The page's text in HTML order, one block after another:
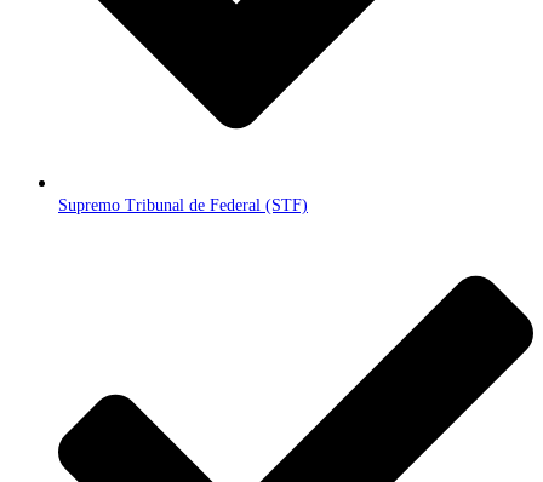
Supremo Tribunal de Federal (STF)